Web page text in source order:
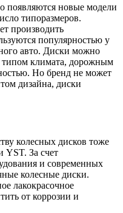
появляются новые модели
типоразмеров.
производить
популярностью у
авто. Диски можно
типом климата, дорожным
Но бренд не может
дизайна, диски
колесных дисков тоже
YST. За счет
и современных
колесные диски.
лакокрасочное
от коррозии и